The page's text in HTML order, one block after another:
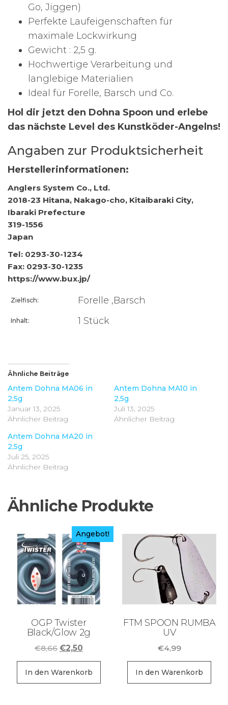
Go, Jiggen)
Perfekte Laufeigenschaften für
maximale Lockwirkung
Gewicht : 2,5 g.
Hochwertige Verarbeitung und
langlebige Materialien
Ideal für Forelle, Barsch und Co.
Hol dir jetzt den Dohna Spoon und erlebe
das nächste Level des Kunstköder-Angelns!
Angaben zur Produktsicherheit
Herstellerinformationen:
Anglers System Co., Ltd.
2018-23 Hitana, Nakago-cho, Kitaibaraki City,
Ibaraki Prefecture
319-1556
Japan
Tel: 0293-30-1234
Fax: 0293-30-1235
https://www.bux.jp/
Zielfisch: Forelle ,Barsch
Inhalt: 1 Stück
Ähnliche Beiträge
Antem Dohna MA06 in
2,5g
Januar 13, 2025
Ähnlicher Beitrag
Antem Dohna MA10 in
2,5g
Juli 13, 2025
Ähnlicher Beitrag
Antem Dohna MA20 in
2,5g
Juli 25, 2025
Ähnlicher Beitrag
Ähnliche Produkte
Angebot!
OGP Twister
Black/Glow 2g
€8,66 Ursprünglicher
Preis
war:
€8,66
€2,50Aktueller
Preis
ist:
€2,50.
In den Warenkorb
FTM SPOON RUMBA
UV
€4,99
In den Warenkorb